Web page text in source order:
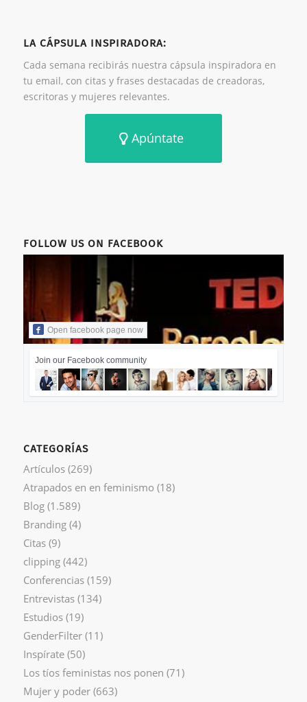
LA CÁPSULA INSPIRADORA:
Cada semana recibirás nuestra cápsula inspiradora en
tu email, con citas y frases destacadas de creadoras,
escritoras y mujeres relevantes.
Apúntate
FOLLOW US ON FACEBOOK
Open facebook page now
Join our Facebook community
CATEGORÍAS
Artículos(269)
Atrapados en en feminismo (18)
Blog(1.589)
Branding(4)
Citas(9)
clipping(442)
Conferencias(159)
Entrevistas(134)
Estudios(19)
GenderFilter(11)
Inspírate(50)
Los tíos feministas nos ponen (71)
Mujer y poder(663)